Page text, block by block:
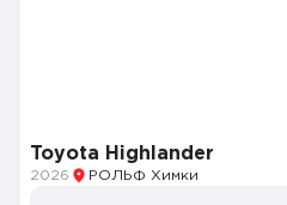
Toyota Highlander
2026 РОЛЬФ Химки